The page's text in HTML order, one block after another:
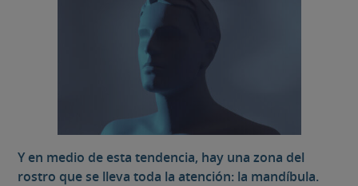
Y en medio de esta tendencia, hay una zona del
rostro que se lleva toda la atención: la mandíbula.